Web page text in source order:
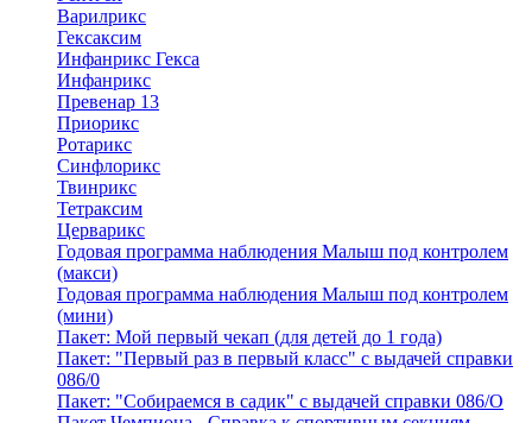
Варилрикс
Гексаксим
Инфанрикс Гекса
Инфанрикс
Превенар 13
Приорикс
Ротарикс
Синфлорикс
Твинрикс
Тетраксим
Церварикс
Годовая программа наблюдения Малыш под контролем
(макси)
Годовая программа наблюдения Малыш под контролем
(мини)
Пакет: Мой первый чекап (для детей до 1 года)
Пакет: "Первый раз в первый класс" с выдачей справки
086/0
Пакет: "Собираемся в садик" с выдачей справки 086/О